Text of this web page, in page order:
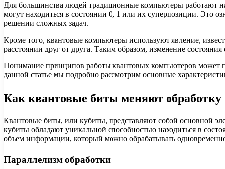
Для большинства людей традиционные компьютеры работают
могут находиться в состоянии 0, 1 или их суперпозиции. Это
решении сложных задач.
Кроме того, квантовые компьютеры используют явление,
расстоянии друг от друга. Таким образом, изменение
Понимание принципов работы квантовых компьютеров может
данной статье мы подробно рассмотрим основные
Как квантовые биты меняют
Квантовые биты, или кубиты, представляют собой основной
кубиты обладают уникальной способностью находиться в
объем информации, который можно обрабатывать
Параллелизм обработки